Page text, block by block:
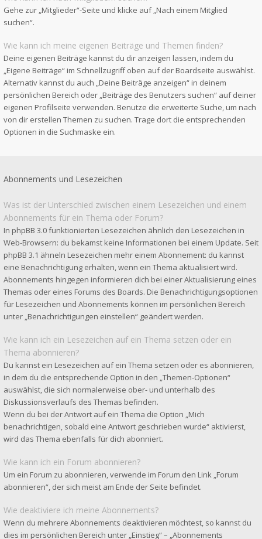
Gehe zur „Mitglieder“-Seite und klicke auf „Nach einem Mitglied
suchen“.
Wie kann ich meine eigenen Beiträge und Themen finden?
Deine eigenen Beiträge kannst du dir anzeigen lassen, indem du
„Eigene Beiträge“ im Schnellzugriff oben auf der Boardseite auswählst.
Alternativ kannst du auch „Deine Beiträge anzeigen“ in deinem
persönlichen Bereich oder „Beiträge des Benutzers suchen“ auf deiner
eigenen Profilseite verwenden. Benutze die erweiterte Suche, um nach
von dir erstellen Themen zu suchen. Trage dort die entsprechenden
Optionen in die Suchmaske ein.
Abonnements und Lesezeichen
Was ist der Unterschied zwischen einem Lesezeichen und einem
Abonnements für ein Thema oder Forum?
In phpBB 3.0 funktionierten Lesezeichen ähnlich den Lesezeichen in
Web-Browsern: du bekamst keine Informationen bei einem Update. Seit
phpBB 3.1 ähneln Lesezeichen mehr einem Abonnement: du kannst
eine Benachrichtigung erhalten, wenn ein Thema aktualisiert wird.
Abonnements hingegen informieren dich bei einer Aktualisierung eines
Themas oder eines Forums des Boards. Die Benachrichtigungsoptionen
für Lesezeichen und Abonnements können im persönlichen Bereich
unter „Benachrichtigungen einstellen“ geändert werden.
Wie kann ich ein Lesezeichen auf ein Thema setzen oder ein
Thema abonnieren?
Du kannst ein Lesezeichen auf ein Thema setzen oder es abonnieren,
in dem du die entsprechende Option in den „Themen-Optionen“
auswählst, die sich normalerweise ober- und unterhalb des
Diskussionsverlaufs des Themas befinden.
Wenn du bei der Antwort auf ein Thema die Option „Mich
benachrichtigen, sobald eine Antwort geschrieben wurde“ aktivierst,
wird das Thema ebenfalls für dich abonniert.
Wie kann ich ein Forum abonnieren?
Um ein Forum zu abonnieren, verwende im Forum den Link „Forum
abonnieren“, der sich meist am Ende der Seite befindet.
Wie deaktiviere ich meine Abonnements?
Wenn du mehrere Abonnements deaktivieren möchtest, so kannst du
dies im persönlichen Bereich unter „Einstieg“ – „Abonnements